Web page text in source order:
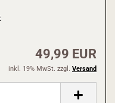
49,99 EUR
inkl. 19% MwSt. zzgl. Versand